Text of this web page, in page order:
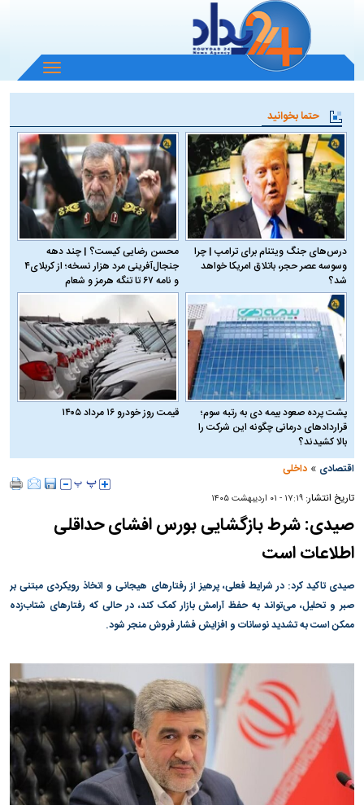
باز
و
منو
حتما بخوانید
درس‌های جنگ ویتنام برای ترامپ | چرا
وسوسه عصر حجر، باتلاق امریکا خواهد
شد؟
محسن رضایی کیست؟ | چند دهه
جنجال‌آفرینی مرد هزار نسخه؛ از کربلای۴
و نامه ۶۷ تا تنگه هرمز و شعام
پشت پرده صعود بیمه دی به رتبه سوم؛
قراردادهای درمانی چگونه این شرکت را
بالا کشیدند؟
قیمت روز خودرو ۱۶ مرداد ۱۴۰۵
اقتصادی »داخلی
تاریخ انتشار:۱۷:۱۹ - ۰۱ ارديبهشت ۱۴۰۵
صیدی: شرط بازگشایی بورس افشای حداقلی
اطلاعات است
صیدی تاکید کرد: در شرایط فعلی، پرهیز از رفتارهای هیجانی و اتخاذ رویکردی مبتنی بر
صبر و تحلیل، می‌تواند به حفظ آرامش بازار کمک کند، در حالی که رفتارهای شتاب‌زده
ممکن است به تشدید نوسانات و افزایش فشار فروش منجر شود.